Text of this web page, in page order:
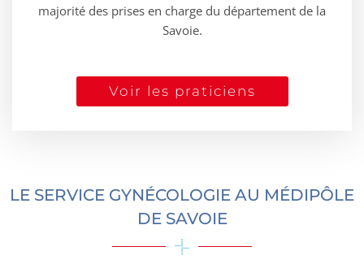
majorité des prises en charge du département de la
Savoie.
Voir les praticiens
LE SERVICE GYNÉCOLOGIE AU MÉDIPÔLE
DE SAVOIE